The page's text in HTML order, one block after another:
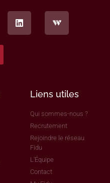
Liens utiles
Qui sommes-nous ?
Recrutement
Rejoindre le réseau
Fidu
L'Équipe
Contact